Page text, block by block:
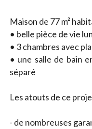
Maison de 77 m²
• belle pièce de vie
• 3 chambres avec
• une salle de bain
séparé
Les atouts de ce
- de nombreuses